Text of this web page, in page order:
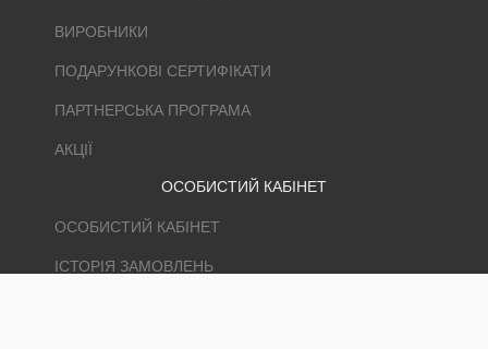
ВИРОБНИКИ
ПОДАРУНКОВІ СЕРТИФІКАТИ
ПАРТНЕРСЬКА ПРОГРАМА
АКЦІЇ
ОСОБИСТИЙ КАБІНЕТ
ОСОБИСТИЙ КАБІНЕТ
ІСТОРІЯ ЗАМОВЛЕНЬ